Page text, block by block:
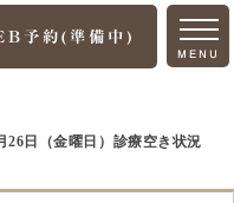
予約(準備中)
MENU
26日（金曜日）診療空き状況